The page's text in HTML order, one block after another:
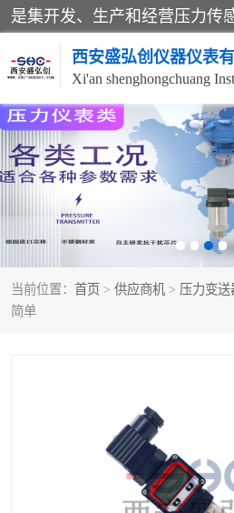
西安盛弘创仪器仪表
当前位置： 首页 > 供应商机 > 压力变送
简单
称重传感器
压力变送器
液位变送器
位移传感器